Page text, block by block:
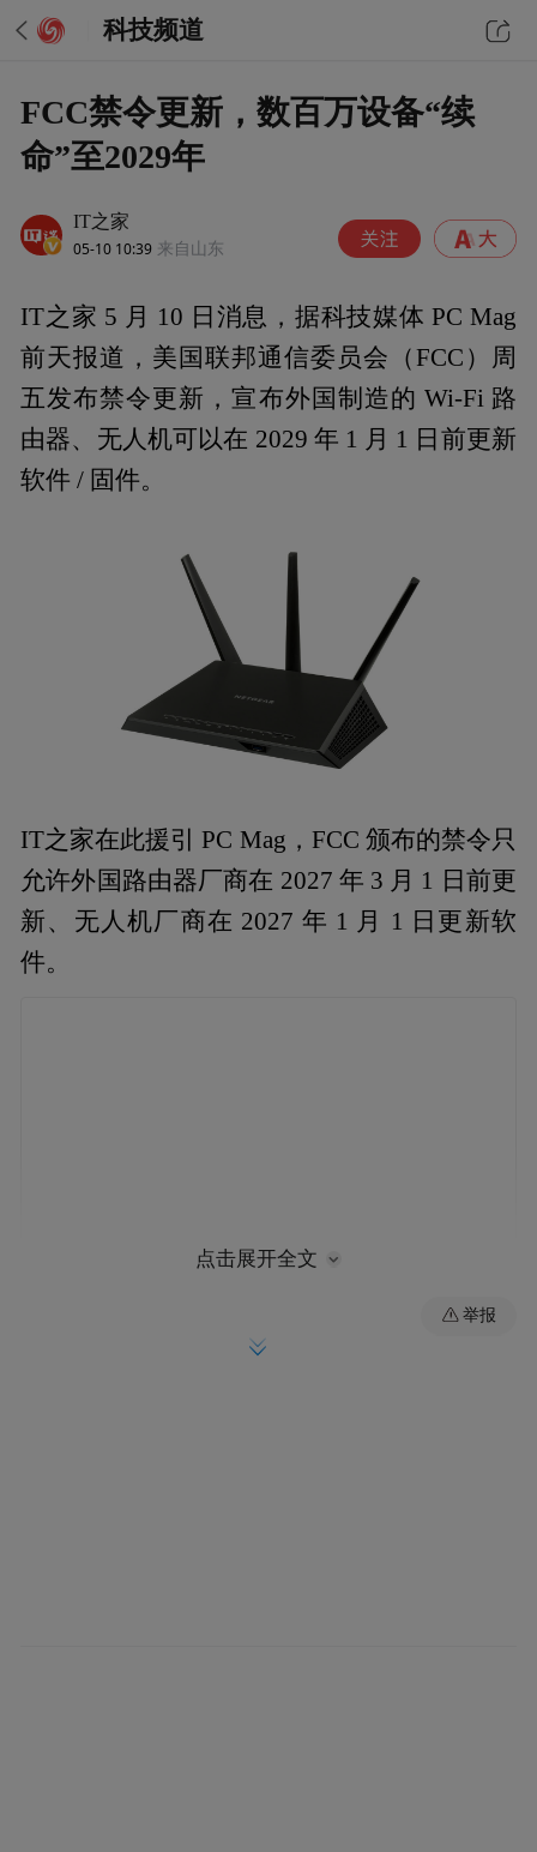
科技频道
FCC禁令更新，数百万设备“续
命”至2029年
IT之家
05-10 10:39 来自山东
IT之家 5 月 10 日消息，据科技媒体 PC Mag
前天报道，美国联邦通信委员会（FCC）周
五发布禁令更新，宣布外国制造的 Wi-Fi 路
由器、无人机可以在 2029 年 1 月 1 日前更新
软件 / 固件。
IT之家在此援引 PC Mag，FCC 颁布的禁令只
允许外国路由器厂商在 2027 年 3 月 1 日前更
新、无人机厂商在 2027 年 1 月 1 日更新软
件。
美国政府认为，外国制造的无人机和路由器
可能会对国内网络基础设施构成安全风险。
点击展开全文
举报